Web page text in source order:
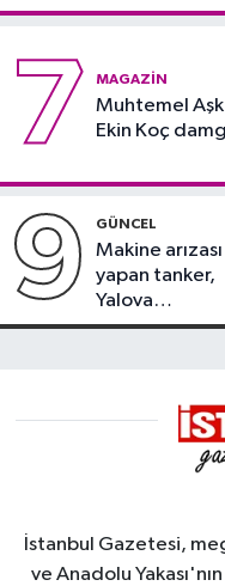
7 MAGAZIN
Muhtemel
Ekin Koç
9 GÜNCEL
Makine arızası
yapan tanker,
Yalova
Demirleme
İstanbul Gazetesi,
ve Anadolu